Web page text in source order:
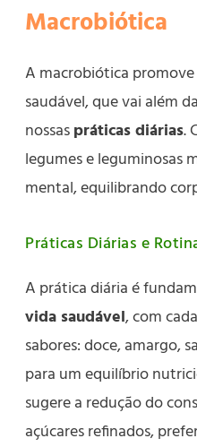
Macrobiótica
A macrobiótica
saudável, que vai além
nossaspráticas diárias.
legumes e leguminosas
mental, equilibrando
Práticas Diárias e
A prática diária é
vida saudável, com
sabores: doce, amargo,
para um equilíbrio
sugere a redução do
açúcares refinados,